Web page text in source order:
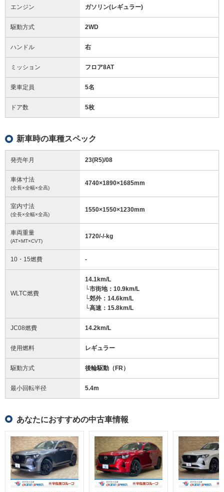
エンジン ガソリン(レギュラー)
駆動方式 2WD
ハンドル 右
ミッション フロア8AT
乗車定員 5名
ドア数 5枚
新車時の車種スペック
発売年月 23(R5)/08
車体寸法
(全長×全幅×全高)
4740×1890×1685mm
室内寸法
(全長×全幅×全高)
1550×1550×1230mm
車両重量
(AT×MT×CVT)
1720/-/-kg
10・15燃費 -
WLTC燃費
14.1km/L
└市街地：10.9km/L
└郊外：14.6km/L
└高速：15.8km/L
JC08燃費 14.2km/L
使用燃料 レギュラー
駆動方式 後輪駆動（FR）
最小回転半径 5.4m
あなたにおすすめの中古車情報